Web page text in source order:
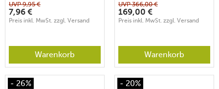
UVP9,95 €
7,96 €
Preis inkl. MwSt. zzgl. Versand
Warenkorb
UVP366,00 €
169,00 €
Preis inkl. MwSt. zzgl. Versand
Warenkorb
- 26% - 20%